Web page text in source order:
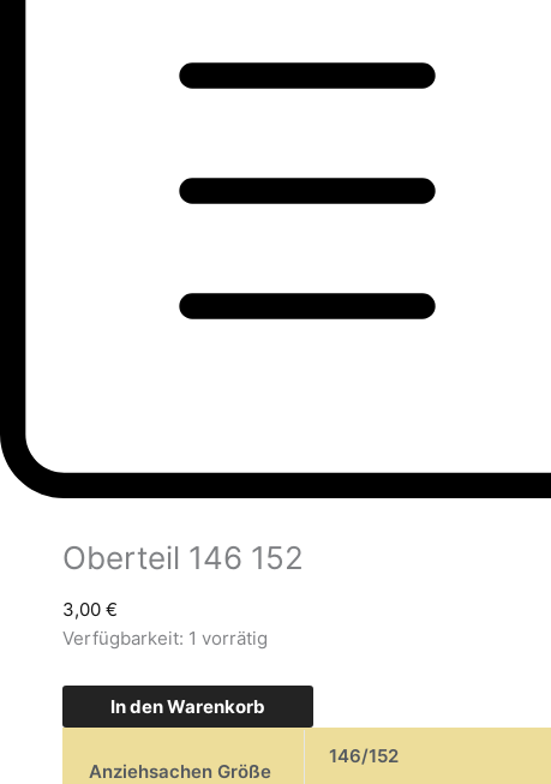
Oberteil 146 152
3,00 €
Verfügbarkeit: 1 vorrätig
In den Warenkorb
Anziehsachen Größe
146/152